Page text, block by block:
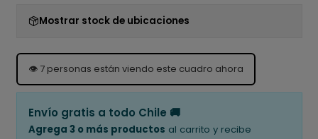
Mostrar stock de ubicaciones
👁️ 7personas están viendo este cuadro ahora
Envío gratis a todo Chile 🚚
Agrega 3 o más productos al carrito y recibe